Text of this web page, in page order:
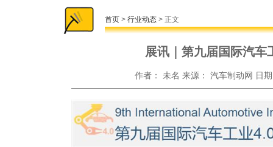
首页 > 行业动态 > 正文
展讯｜第九届国际汽车
作者： 未名 来源： 汽车制动网 日